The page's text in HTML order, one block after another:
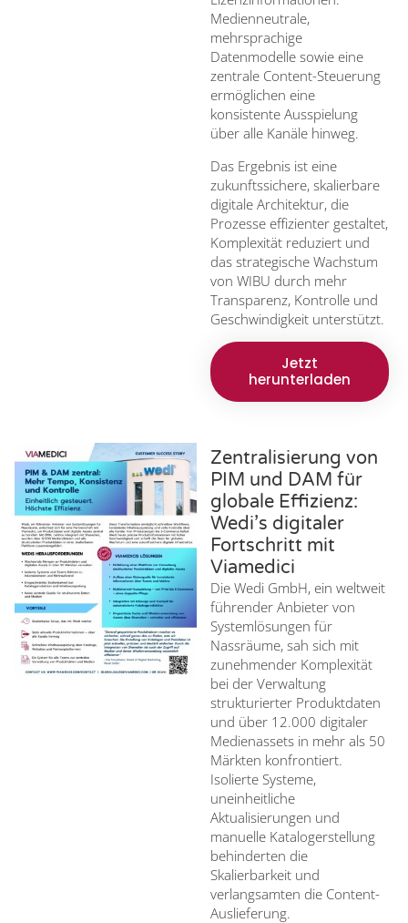
Medienneutrale,
mehrsprachige
Datenmodelle sowie eine
zentrale Content-Steuerung
ermöglichen eine
konsistente Ausspielung
über alle Kanäle hinweg.
Das Ergebnis ist eine
zukunftssichere, skalierbare
digitale Architektur, die
Prozesse effizienter gestaltet,
Komplexität reduziert und
das strategische Wachstum
von WIBU durch mehr
Transparenz, Kontrolle und
Geschwindigkeit unterstützt.
Jetzt
herunterladen
Zentralisierung von
PIM und DAM für
globale Effizienz:
Wedi’s digitaler
Fortschritt mit
Viamedici
Die Wedi GmbH, ein weltweit
führender Anbieter von
Systemlösungen für
Nassräume, sah sich mit
zunehmender Komplexität
bei der Verwaltung
strukturierter Produktdaten
und über 12.000 digitaler
Medienassets in mehr als 50
Märkten konfrontiert.
Isolierte Systeme,
uneinheitliche
Aktualisierungen und
manuelle Katalogerstellung
behinderten die
Skalierbarkeit und
verlangsamten die Content-
Auslieferung.